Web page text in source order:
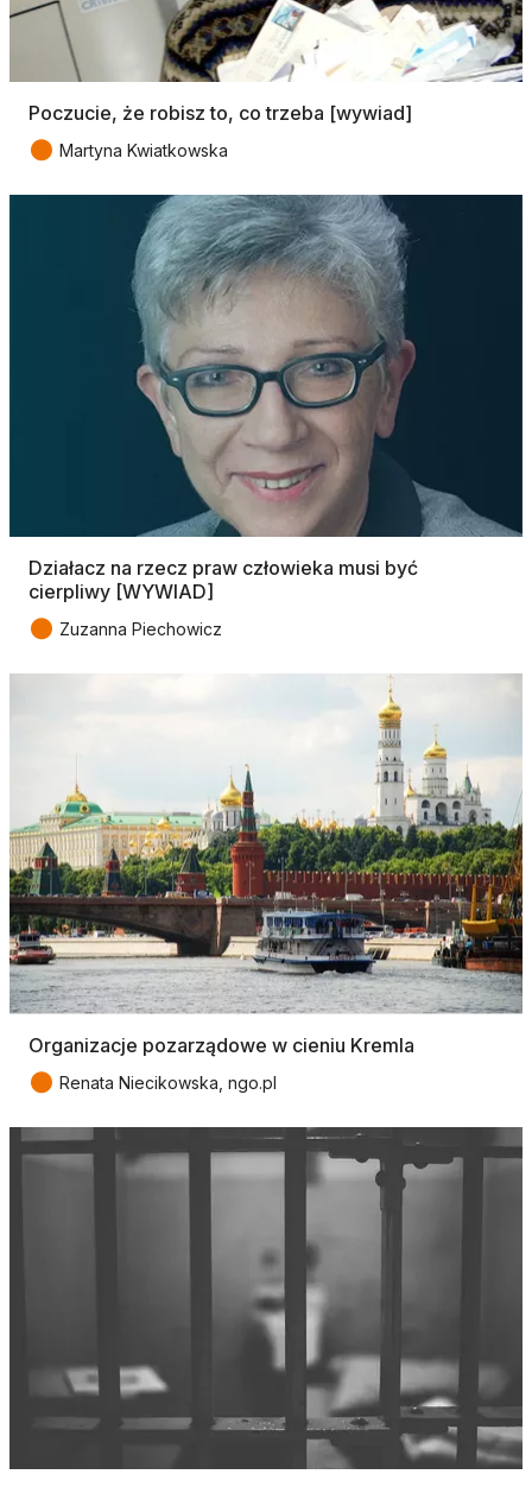
Poczucie, że robisz to, co trzeba [wywiad]
● Martyna Kwiatkowska
Działacz na rzecz praw człowieka musi być
cierpliwy [WYWIAD]
● Zuzanna Piechowicz
Organizacje pozarządowe w cieniu Kremla
● Renata Niecikowska, ngo.pl